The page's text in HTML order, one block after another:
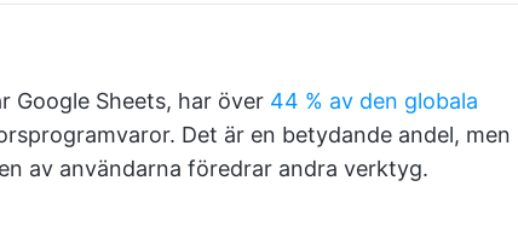
Google Sheets, har över 44 % av den globala
Det är en betydande andel, men
av användarna föredrar andra verktyg.